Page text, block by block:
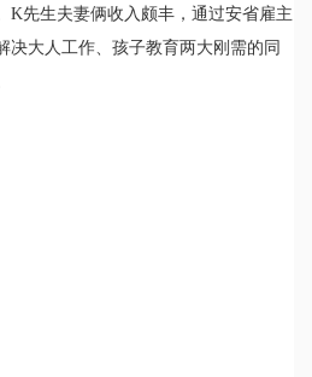
K先生夫妻俩收入颇丰，通过安省雇主
决大人工作、孩子教育两大刚需的同